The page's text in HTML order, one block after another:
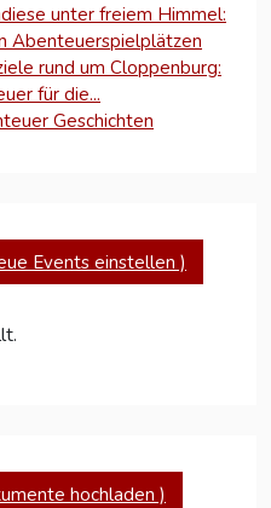
unter freiem Himmel:
Abenteuerspielplätzen
rund um Cloppenburg:
für die...
Geschichten
Events einstellen )
hochladen )